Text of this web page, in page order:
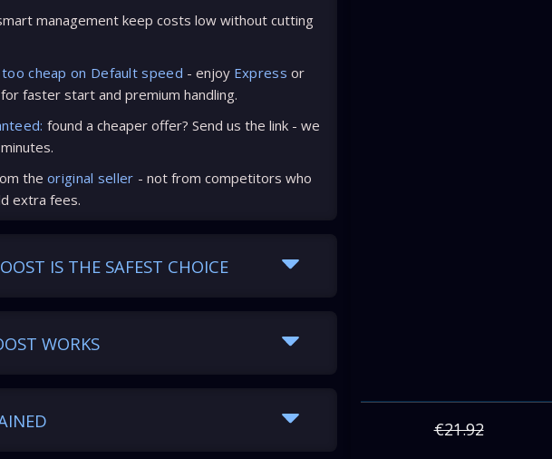
management keep costs low without cutting
too cheap on Default speed - enjoy Express or
faster start and premium handling.
found a cheaper offer? Send us the link - we
the original seller - not from competitors who
extra fees.
IS THE SAFEST CHOICE
WORKS
€21.92